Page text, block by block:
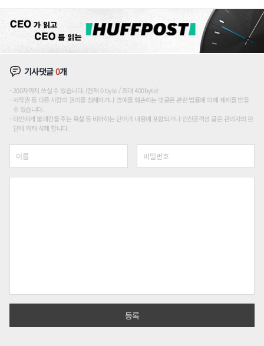
기사댓글0개
200자까지 쓰실 수 있습니다. (현재 0 byte / 최대 400byte)
저작권 등 다른 사람의 권리를 침해하거나 명예를 훼손하는 댓글은 관련 법률에 의해 제재를 받을
수 있습니다.
타인에게 불쾌감을 주는 욕설 등 비하하는 단어가 내용에 포함되거나 인신공격성 글은 관리자의 판
단에 의해 삭제 합니다.